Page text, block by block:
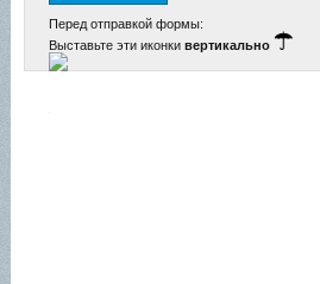
Перед отправкой формы:
Выставьте эти иконки вертикально